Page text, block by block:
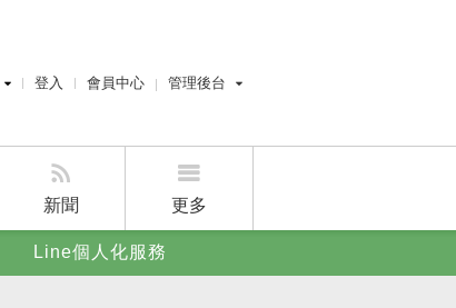
登入 會員中心 管理後台
屋主管理後台
新聞 更多
賣屋刊登
Line個人化服務